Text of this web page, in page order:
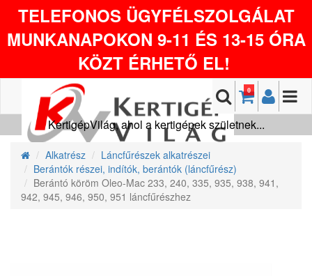
TELEFONOS ÜGYFÉLSZOLGÁLAT
MUNKANAPOKON 9-11 ÉS 13-15 ÓRA
KÖZT ÉRHETŐ EL!
0
KertigépVilág, ahol a kertigépek születnek...
Alkatrész
Láncfűrészek alkatrészei
Berántók részei, indítók, berántók (láncfűrész)
Berántó köröm Oleo-Mac 233, 240, 335, 935, 938, 941,
942, 945, 946, 950, 951 láncfűrészhez